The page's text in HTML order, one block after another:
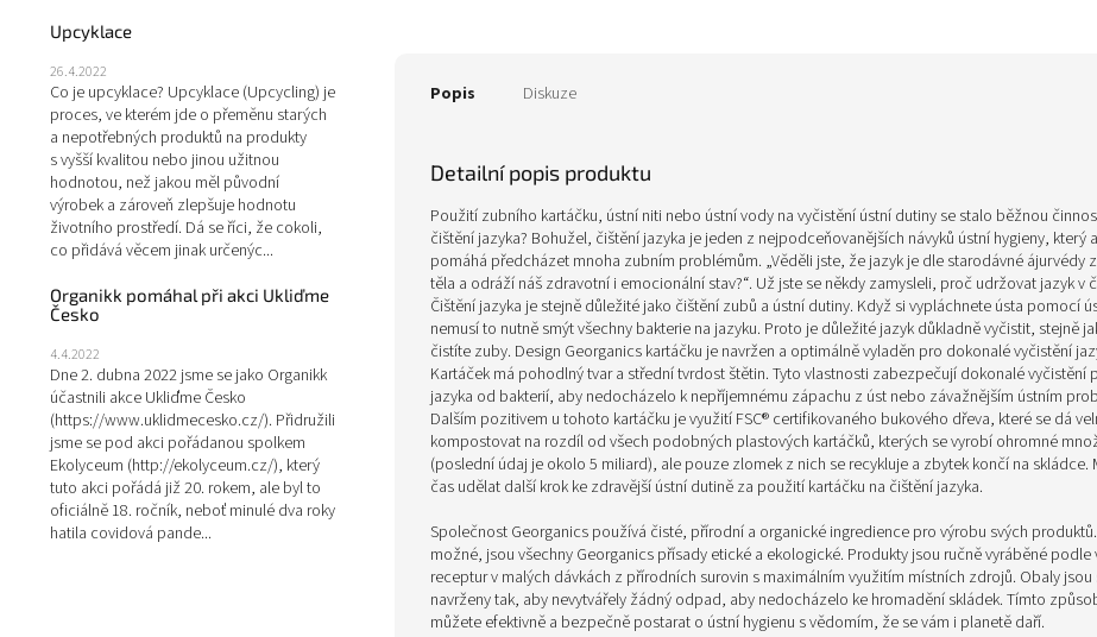
Upcyklace
26.4.2022
Co je upcyklace? Upcyklace (Upcycling) je
proces, ve kterém jde o přeměnu starých
a nepotřebných produktů na produkty
s vyšší kvalitou nebo jinou užitnou
hodnotou, než jakou měl původní
výrobek a zároveň zlepšuje hodnotu
životního prostředí. Dá se říci, že cokoli,
co přidává věcem jinak určenýc...
Organikk pomáhal při akci Ukliďme
Česko
4.4.2022
Dne 2. dubna 2022 jsme se jako Organikk
účastnili akce Ukliďme Česko
(https://www.uklidmecesko.cz/). Přidružili
jsme se pod akci pořádanou spolkem
Ekolyceum (http://ekolyceum.cz/), který
tuto akci pořádá již 20. rokem, ale byl to
oficiálně 18. ročník, neboť minulé dva roky
hatila covidová pande...
Popis Diskuze
Detailní popis produktu
Použití zubního kartáčku, ústní niti nebo ústní vody na vyčistění ústní dutiny se stalo běžnou
čištění jazyka? Bohužel, čištění jazyka je jeden z nejpodceňovanějších návyků ústní hygieny, který
pomáhá předcházet mnoha zubním problémům. „Věděli jste, že jazyk je dle starodávné ájurvédy
těla a odráží náš zdravotní i emocionální stav?“. Už jste se někdy zamysleli, proč udržovat jazyk v
Čištění jazyka je stejně důležité jako čištění zubů a ústní dutiny. Když si vypláchnete ústa pomocí
nemusí to nutně smýt všechny bakterie na jazyku. Proto je důležité jazyk důkladně vyčistit, stejně
čistíte zuby. Design Georganics kartáčku je navržen a optimálně vyladěn pro dokonalé vyčistění
Kartáček má pohodlný tvar a střední tvrdost štětin. Tyto vlastnosti zabezpečují dokonalé vyčistění
jazyka od bakterií, aby nedocházelo k nepříjemnému zápachu z úst nebo závažnějším ústním
Dalším pozitivem u tohoto kartáčku je využití FSC® certifikovaného bukového dřeva, které se dá
kompostovat na rozdíl od všech podobných plastových kartáčků, kterých se vyrobí ohromné
(poslední údaj je okolo 5 miliard), ale pouze zlomek z nich se recykluje a zbytek končí na skládce.
čas udělat další krok ke zdravější ústní dutině za použití kartáčku na čištění jazyka.
Společnost Georganics používá čisté, přírodní a organické ingredience pro výrobu svých
možné, jsou všechny Georganics přísady etické a ekologické. Produkty jsou ručně vyráběné podle
receptur v malých dávkách z přírodních surovin s maximálním využitím místních zdrojů. Obaly
navrženy tak, aby nevytvářely žádný odpad, aby nedocházelo ke hromadění skládek. Tímto
můžete efektivně a bezpečně postarat o ústní hygienu s vědomím, že se vám i planetě daří.